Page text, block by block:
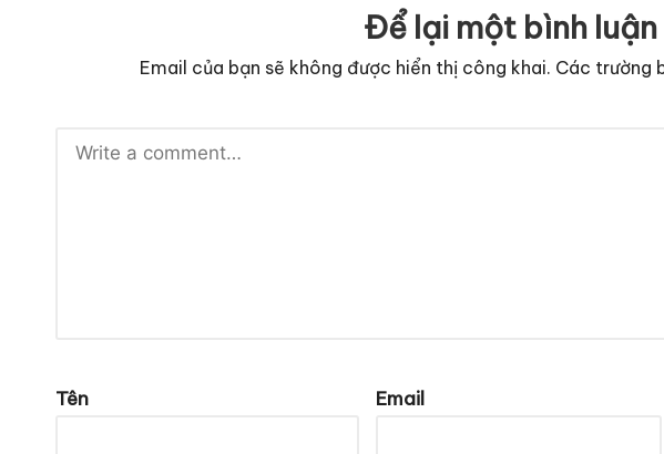
Để lại một bình luận
Email của bạn sẽ không được hiển thị công khai. Các trường
Tên Email